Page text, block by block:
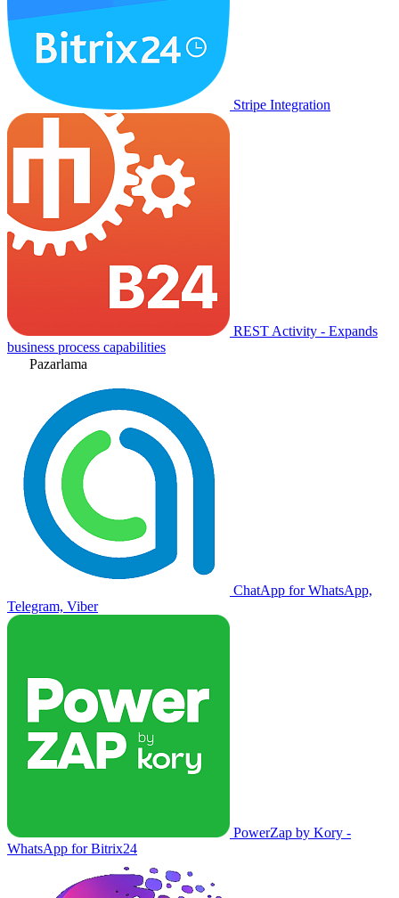
Stripe Integration
REST Activity - Expands
business process capabilities
Pazarlama
ChatApp for WhatsApp,
Telegram, Viber
PowerZap by Kory -
WhatsApp for Bitrix24